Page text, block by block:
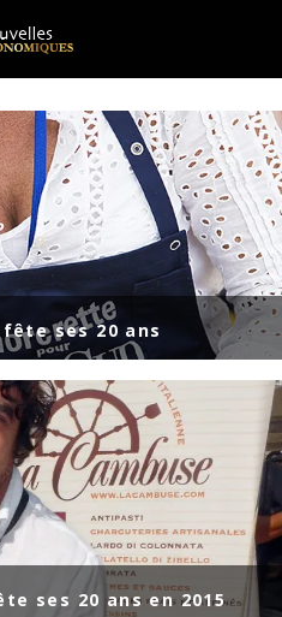
ses 20 ans
ses 20 ans en 2015